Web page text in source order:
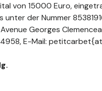
von 15000 Euro,
der Nummer
Georges
E-Mail: